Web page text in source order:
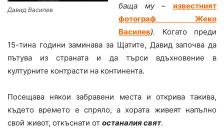
Давид Василев
баща му – известният
фотограф Жеко
Василев). Когато преди
15-тина години заминава за Щатите, Давид започва да
пътува из страната и да търси вдъхновение в
културните контрасти на континента.
Посещава някои забравени места и открива такива,
където времето е спряло, а хората живеят напълно
свой живот, откъснати от останалия свят.